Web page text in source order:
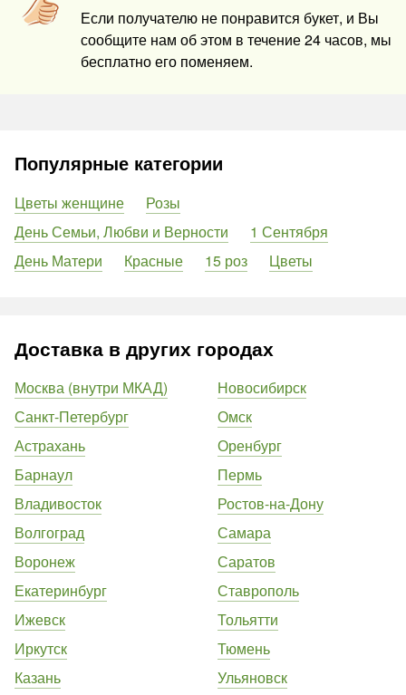
Если получателю не понравится букет, и Вы
сообщите нам об этом в течение 24 часов, мы
бесплатно его поменяем.
Популярные категории
Цветы женщине
Розы
День Семьи, Любви и Верности
1 Сентября
День Матери
Красные 15 роз Цветы
Доставка в других городах
Москва (внутри МКАД)
Санкт-Петербург
Астрахань
Барнаул
Владивосток
Волгоград
Воронеж
Екатеринбург
Ижевск
Иркутск
Казань
Новосибирск
Омск
Оренбург
Пермь
Ростов-на-Дону
Самара
Саратов
Ставрополь
Тольятти
Тюмень
Ульяновск